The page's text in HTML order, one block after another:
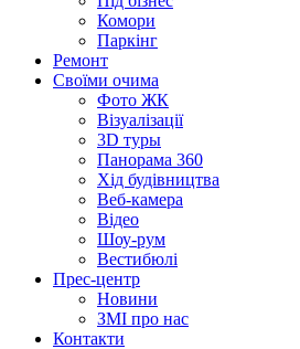
Комори
Паркінг
Ремонт
Своїми очима
Фото ЖК
Візуалізації
3D туры
Панорама 360
Хід будівництва
Веб-камера
Відео
Шоу-рум
Вестибюлі
Прес-центр
Новини
ЗМІ про нас
Контакти